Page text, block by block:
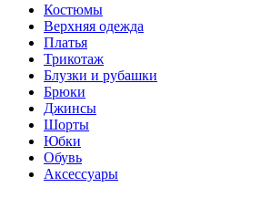
Костюмы
Верхняя одежда
Платья
Трикотаж
Блузки и рубашки
Брюки
Джинсы
Шорты
Юбки
Обувь
Аксессуары